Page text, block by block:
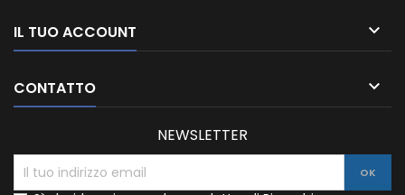
IL TUO ACCOUNT 
CONTATTO 
NEWSLETTER